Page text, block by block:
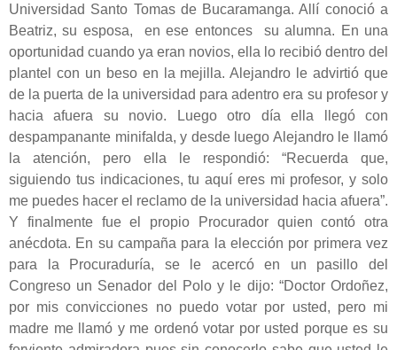
Universidad Santo Tomas de Bucaramanga. Allí conoció a
Beatriz, su esposa, en ese entonces su alumna. En una
oportunidad cuando ya eran novios, ella lo recibió dentro del
plantel con un beso en la mejilla. Alejandro le advirtió que
de la puerta de la universidad para adentro era su profesor y
hacia afuera su novio. Luego otro día ella llegó con
despampanante minifalda, y desde luego Alejandro le llamó
la atención, pero ella le respondió: “Recuerda que,
siguiendo tus indicaciones, tu aquí eres mi profesor, y solo
me puedes hacer el reclamo de la universidad hacia afuera”.
Y finalmente fue el propio Procurador quien contó otra
anécdota. En su campaña para la elección por primera vez
para la Procuraduría, se le acercó en un pasillo del
Congreso un Senador del Polo y le dijo: “Doctor Ordoñez,
por mis convicciones no puedo votar por usted, pero mi
madre me llamó y me ordenó votar por usted porque es su